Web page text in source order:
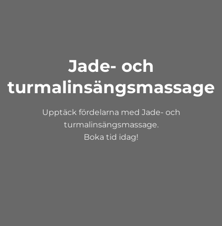
Jade- och
turmalinsängsmassage
Upptäck fördelarna med Jade- och
turmalinsängsmassage.
Boka tid idag!